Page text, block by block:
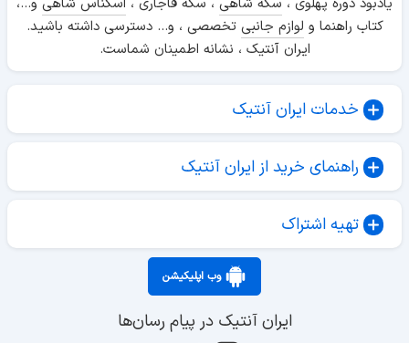
کتاب راهنما و لوازم جانبی تخصصی ، و... دسترسی داشته باشید.
ایران آنتیک ، نشانه اطمینان شماست.
خدمات ایران آنتیک
راهنمای خرید از ایران آنتیک
تهیه اشتراک
وب اپلیکیشن
ایران آنتیک در پیام رسان‌ها